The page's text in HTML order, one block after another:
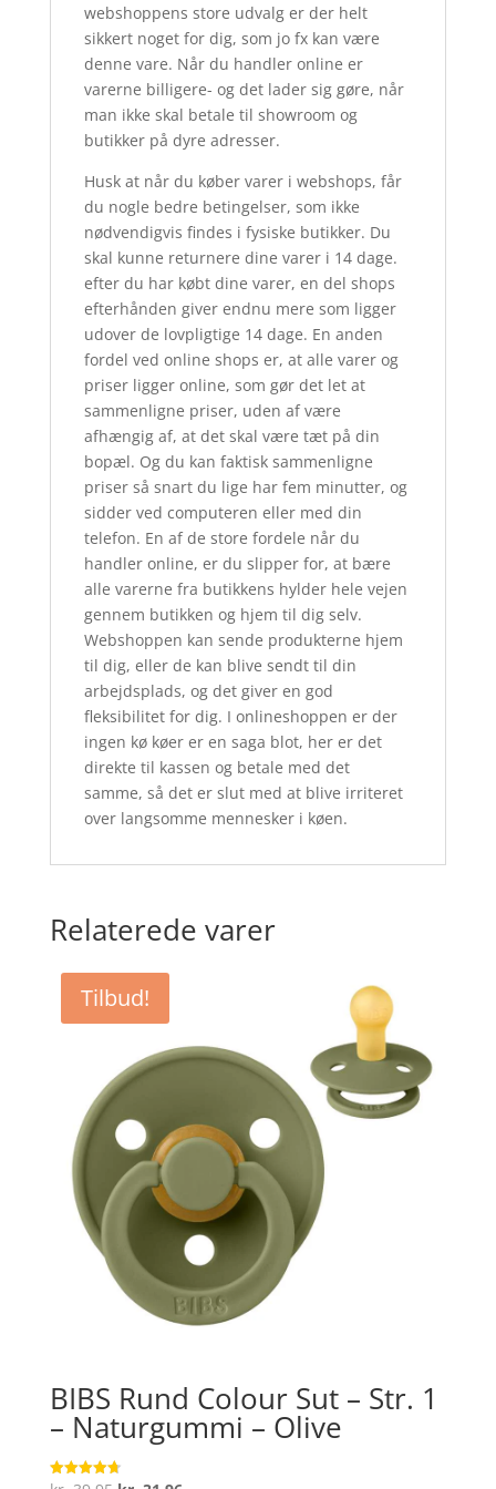
webshoppens store udvalg er der helt
sikkert noget for dig, som jo fx kan være
denne vare. Når du handler online er
varerne billigere- og det lader sig gøre, når
man ikke skal betale til showroom og
butikker på dyre adresser.
Husk at når du køber varer i webshops, får
du nogle bedre betingelser, som ikke
nødvendigvis findes i fysiske butikker. Du
skal kunne returnere dine varer i 14 dage.
efter du har købt dine varer, en del shops
efterhånden giver endnu mere som ligger
udover de lovpligtige 14 dage. En anden
fordel ved online shops er, at alle varer og
priser ligger online, som gør det let at
sammenligne priser, uden af være
afhængig af, at det skal være tæt på din
bopæl. Og du kan faktisk sammenligne
priser så snart du lige har fem minutter, og
sidder ved computeren eller med din
telefon. En af de store fordele når du
handler online, er du slipper for, at bære
alle varerne fra butikkens hylder hele vejen
gennem butikken og hjem til dig selv.
Webshoppen kan sende produkterne hjem
til dig, eller de kan blive sendt til din
arbejdsplads, og det giver en god
fleksibilitet for dig. I onlineshoppen er der
ingen kø køer er en saga blot, her er det
direkte til kassen og betale med det
samme, så det er slut med at blive irriteret
over langsomme mennesker i køen.
Relaterede varer
Tilbud!
BIBS Rund Colour Sut – Str. 1
– Naturgummi – Olive
Vurderet